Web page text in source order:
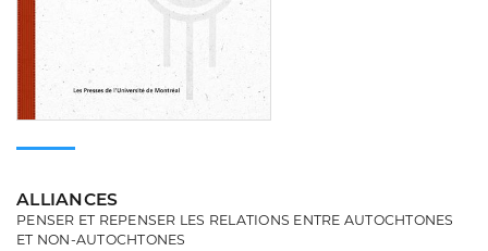
ALLIANCES
PENSER ET REPENSER LES RELATIONS ENTRE AUTOCHTONES
ET NON-AUTOCHTONES